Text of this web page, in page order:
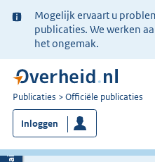
Ter
informatie:
Mogelijk ervaart u
publicaties. We werken
het ongemak.
U
bent
nu
hier:
Publicaties Officiële publicaties
Inloggen